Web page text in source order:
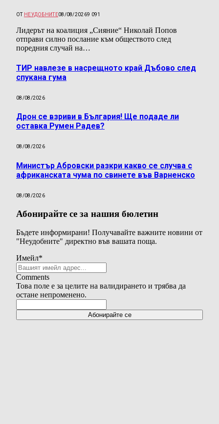
ОТ НЕУДОБНИТЕ08/08/20269 091
Лидерът на коалиция „Сияние“ Николай Попов
отправи силно послание към обществото след
поредния случай на…
ТИР навлезе в насрещното край Дъбово след
спукана гума
08/08/2026
Дрон се взриви в България! Ще подаде ли
оставка Румен Радев?
08/08/2026
Министър Абровски разкри какво се случва с
африканската чума по свинете във Варненско
08/08/2026
Абонирайте се за нашия бюлетин
Бъдете информирани! Получавайте важните новини от
"Неудобните" директно във вашата поща.
Имейл*
Comments
Това поле е за целите на валидирането и трябва да
остане непроменено.